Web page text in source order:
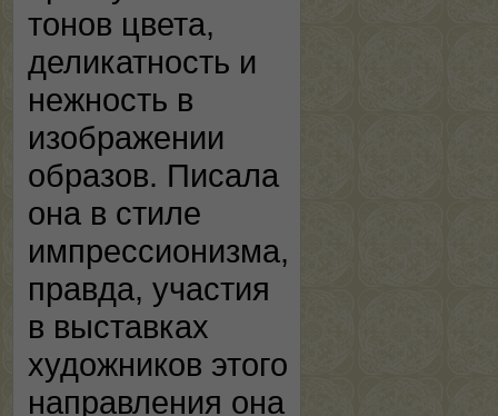
тонов цвета,
деликатность и
нежность в
изображении
образов. Писала
она в стиле
импрессионизма,
правда, участия
в выставках
художников этого
направления она